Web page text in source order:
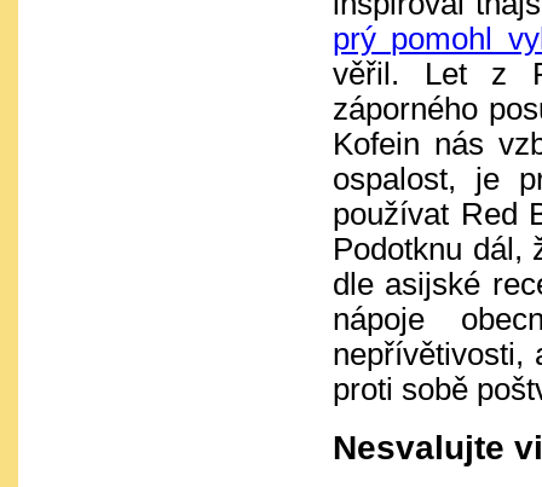
prý pomohl
věřil. Let z
záporného
Kofein nás
ospalost, je
používat Red
Podotknu dál,
dle asijské
nápoje
nepřívětivosti,
proti sobě
Nesvalujte